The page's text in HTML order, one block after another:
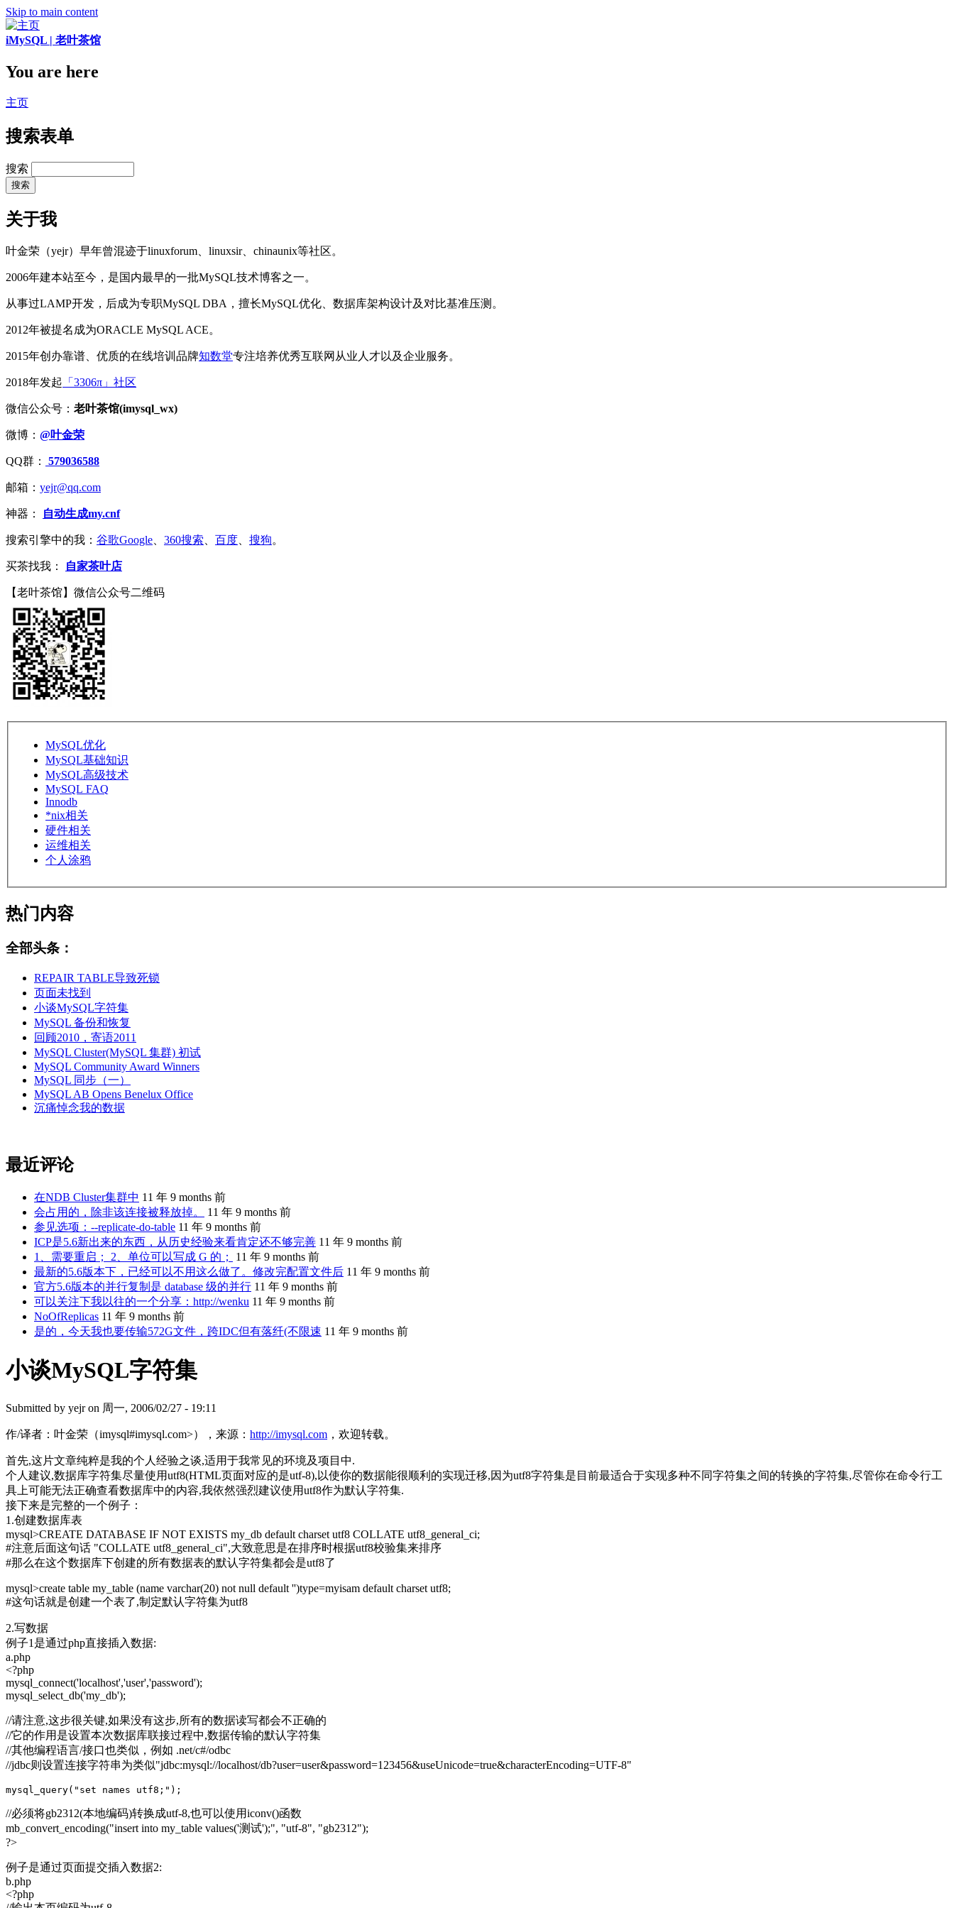
Skip to main content
iMySQL | 老叶茶馆
You are here
主页
搜索表单
搜索
关于我
叶金荣（yejr）早年曾混迹于linuxforum、linuxsir、chinaunix等社区。
2006年建本站至今，是国内最早的一批MySQL技术博客之一。
从事过LAMP开发，后成为专职MySQL DBA，擅长MySQL优化、数据库架构设计及对比基准压测。
2012年被提名成为ORACLE MySQL ACE。
2015年创办靠谱、优质的在线培训品牌知数堂专注培养优秀互联网从业人才以及企业服务。
2018年发起 「3306π」社区
微信公众号： 老叶茶馆(imysql_wx)
微博： @叶金荣
QQ群： 579036588
邮箱： yejr@qq.com
神器： 自动生成my.cnf
搜索引擎中的我： 谷歌Google、 360搜索、 百度、 搜狗。
买茶找我： 自家茶叶店
【老叶茶馆】微信公众号二维码
MySQL优化
MySQL基础知识
MySQL高级技术
MySQL FAQ
Innodb
*nix相关
硬件相关
运维相关
个人涂鸦
热门内容
全部头条：
REPAIR TABLE导致死锁
页面未找到
小谈MySQL字符集
MySQL 备份和恢复
回顾2010，寄语2011
MySQL Cluster(MySQL 集群) 初试
MySQL Community Award Winners
MySQL 同步（一）
MySQL AB Opens Benelux Office
沉痛悼念我的数据
最近评论
在NDB Cluster集群中 11 年 9 months 前
会占用的，除非该连接被释放掉。
11 年 9 months 前
参见选项：--replicate-do-table 11 年 9 months 前
ICP是5.6新出来的东西，从历史经验来看肯定还不够完善 11 年 9 months 前
1、需要重启； 2、单位可以写成 G 的；
11 年 9 months 前
最新的5.6版本下，已经可以不用这么做了。修改完配置文件后 11 年 9 months 前
官方5.6版本的并行复制是 database 级的并行 11 年 9 months 前
可以关注下我以往的一个分享：http://wenku 11 年 9 months 前
NoOfReplicas 11 年 9 months 前
是的，今天我也要传输572G文件，跨IDC但有落纤(不限速 11 年 9 months 前
小谈MySQL字符集
Submitted by yejron 周一, 2006/02/27 - 19:11
作/译者：叶金荣（imysql#imysql.com>），来源： http://imysql.com ，欢迎转载。
首先,这片文章纯粹是我的个人经验之谈,适用于我常见的环境及项目中.
个人建议,数据库字符集尽量使用utf8(HTML页面对应的是utf-8),以使你的数据能很顺利的实现迁移,因为utf8字符集是目前最适合于实现多种不同字符集之间的转换的字符集,尽管你在命令行工
具上可能无法正确查看数据库中的内容,我依然强烈建议使用utf8作为默认字符集.
接下来是完整的一个例子：
1.创建数据库表
mysql>CREATE DATABASE IF NOT EXISTS my_db default charset utf8 COLLATE utf8_general_ci;
#注意后面这句话 "COLLATE utf8_general_ci",大致意思是在排序时根据utf8校验集来排序
#那么在这个数据库下创建的所有数据表的默认字符集都会是utf8了
mysql>create table my_table (name varchar(20) not null default '')type=myisam default charset utf8;
#这句话就是创建一个表了,制定默认字符集为utf8
2.写数据
例子1是通过php直接插入数据:
a.php
<?php
mysql_connect('localhost','user','password');
mysql_select_db('my_db');
//请注意,这步很关键,如果没有这步,所有的数据读写都会不正确的
//它的作用是设置本次数据库联接过程中,数据传输的默认字符集
//其他编程语言/接口也类似，例如 .net/c#/odbc
//jdbc则设置连接字符串为类似"jdbc:mysql://localhost/db?user=user&password=123456&useUnicode=true&characterEncoding=UTF-8"
//必须将gb2312(本地编码)转换成utf-8,也可以使用iconv()函数
mb_convert_encoding("insert into my_table values('测试');", "utf-8", "gb2312");
?>
例子是通过页面提交插入数据2:
b.php
<?php